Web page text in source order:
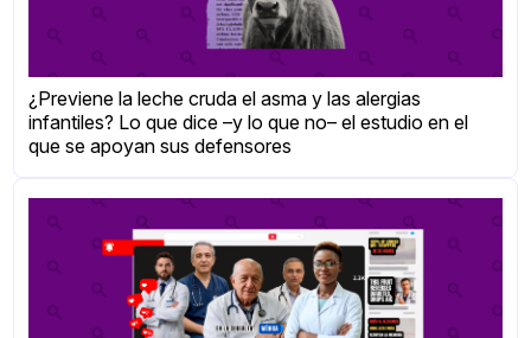
¿Previene la leche cruda el asma y las alergias
infantiles? Lo que dice –y lo que no– el estudio en el
que se apoyan sus defensores